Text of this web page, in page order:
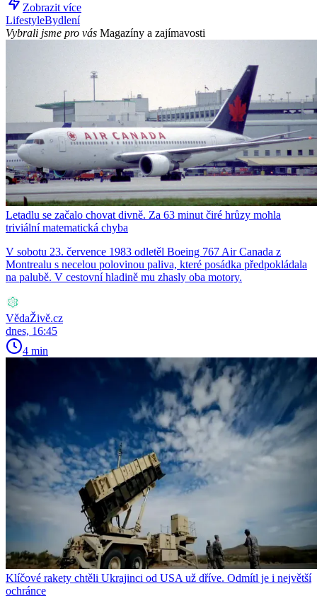
Zobrazit více
LifestyleBydlení
Vybrali jsme pro vás Magazíny a zajímavosti
Letadlu se začalo chovat divně. Za 63 minut čiré hrůzy mohla
triviální matematická chyba
V sobotu 23. července 1983 odletěl Boeing 767 Air Canada z
Montrealu s necelou polovinou paliva, které posádka předpokládala
na palubě. V cestovní hladině mu zhasly oba motory.
VědaŽivě.cz
dnes, 16:45
4 min
Klíčové rakety chtěli Ukrajinci od USA už dříve. Odmítl je i největší
ochránce